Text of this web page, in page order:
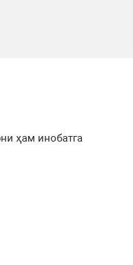
ҳам инобатга